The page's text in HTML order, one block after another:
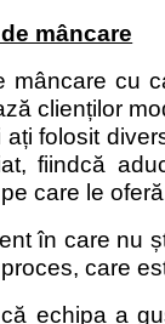
mâncare
cu
clienților
folosit
fiindcă
care le
în care nu
care
echipa a